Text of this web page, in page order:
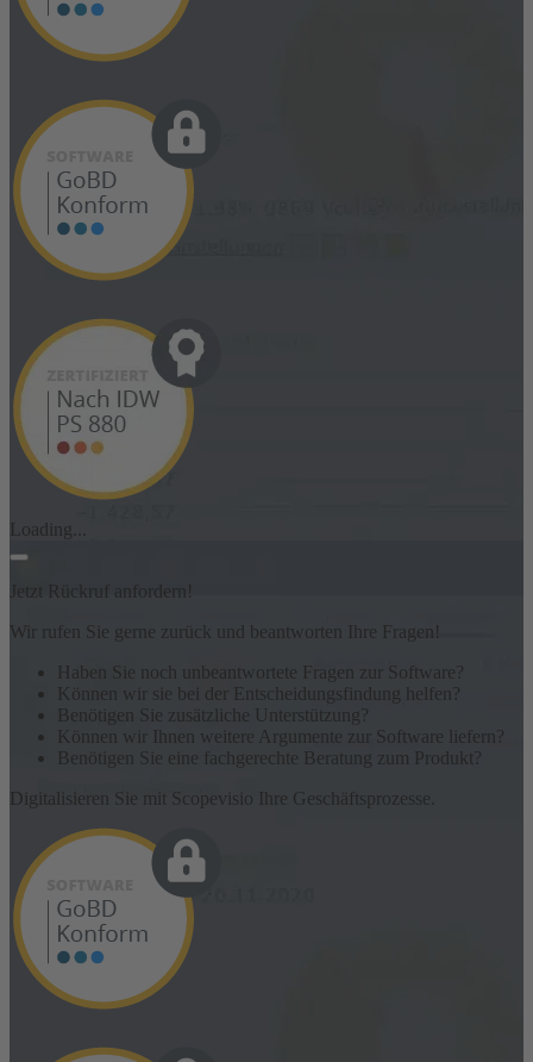
Loading...
Jetzt Rückruf anfordern!
Wir rufen Sie gerne zurück und beantworten Ihre Fragen!
Haben Sie noch unbeantwortete Fragen zur Software?
Können wir sie bei der Entscheidungsfindung helfen?
Benötigen Sie zusätzliche Unterstützung?
Können wir Ihnen weitere Argumente zur Software liefern?
Benötigen Sie eine fachgerechte Beratung zum Produkt?
Digitalisieren Sie mit Scopevisio Ihre Geschäftsprozesse.